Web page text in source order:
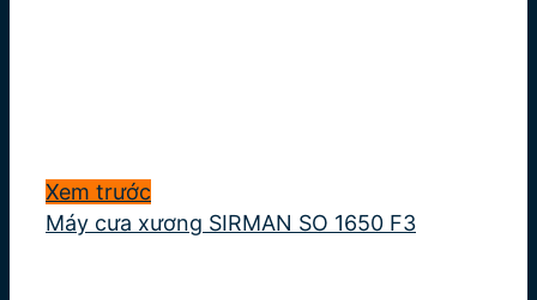
Xem trước
Máy cưa xương SIRMAN SO 1650 F3